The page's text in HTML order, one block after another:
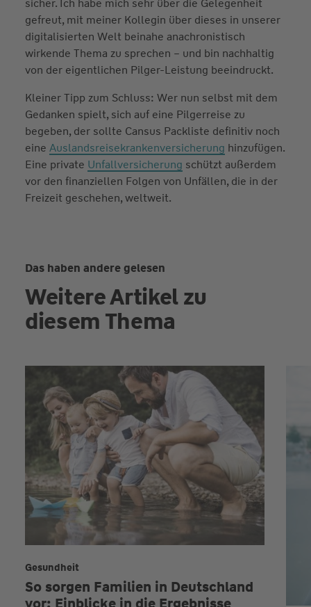
gefreut, mit meiner Kollegin über dieses in unserer
digitalisierten Welt beinahe anachronistisch
wirkende Thema zu sprechen – und bin nachhaltig
von der eigentlichen Pilger-Leistung beeindruckt.
Kleiner Tipp zum Schluss: Wer nun selbst mit dem
Gedanken spielt, sich auf eine Pilgerreise zu
begeben, der sollte Cansus Packliste definitiv noch
eine Auslandsreisekrankenversicherung hinzufügen.
Eine private Unfallversicherung schützt außerdem
vor den finanziellen Folgen von Unfällen, die in der
Freizeit geschehen, weltweit.
Das haben andere gelesen
Weitere Artikel zu
diesem Thema
So sorgen Familien in Deutschland
Gesundheit